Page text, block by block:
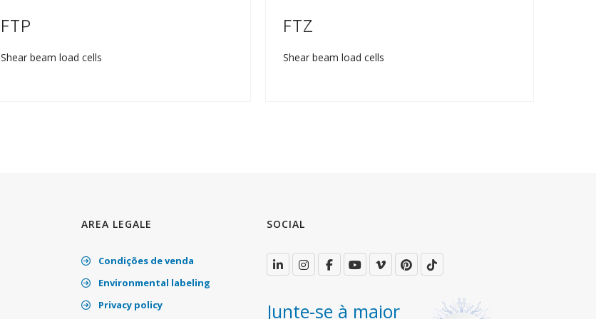
FTP
Shear beam load cells
FTZ
Shear beam load cells
AREA LEGALE
Condições de venda
Environmental labeling
Privacy policy
SOCIAL
Junte-se à maior